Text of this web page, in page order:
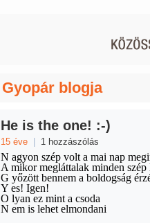
Gyopár blogja
He is the one! :-)
15 éve 1 hozzászólás
N agyon szép volt a mai nap
A mikor megláttalak minden szép
G yőzött bennem a boldogság
Y es! Igen!
O lyan ez mint a csoda
N em is lehet elmondani